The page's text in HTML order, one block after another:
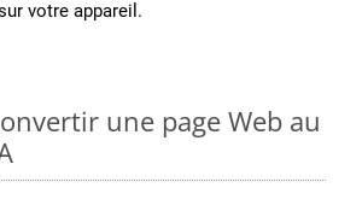
votre appareil.
une page Web au